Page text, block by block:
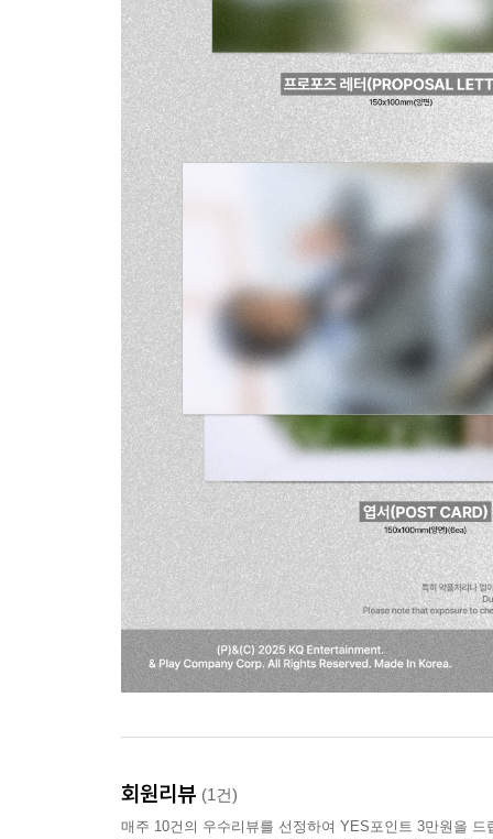
회원리뷰 (1건)
매주 10건의 우수리뷰를 선정하여 YES포인트 3만원을 드